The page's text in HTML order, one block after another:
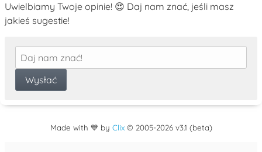
Uwielbiamy Twoje opinie! 😍 Daj nam znać, jeśli masz
jakieś sugestie!
Made with 💙 by Clix© 2005-2026 v3.1 (beta)